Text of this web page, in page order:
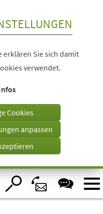
erklären Sie sich damit
verwendet.
Cookies
anpassen